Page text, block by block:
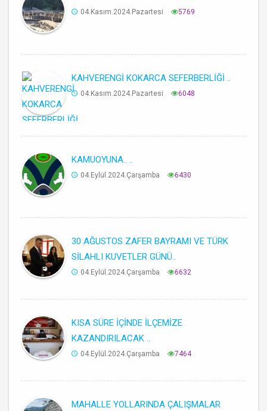
04.Kasım.2024.Pazartesi 5769
KAHVERENGİ KOKARCA SEFERBERLİĞİ ..
04.Kasım.2024.Pazartesi 6048
KAMUOYUNA.. ..
04.Eylül.2024.Çarşamba 6430
30 AĞUSTOS ZAFER BAYRAMI VE TÜRK
SİLAHLI KUVETLER GÜNÜ..
04.Eylül.2024.Çarşamba 6632
KISA SÜRE İÇİNDE İLÇEMİZE
KAZANDIRILACAK ..
04.Eylül.2024.Çarşamba 7464
MAHALLE YOLLARINDA ÇALIŞMALAR